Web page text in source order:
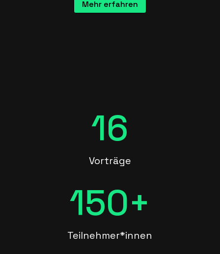
Mehr erfahren
16
Vorträge
150+
Teilnehmer*innen